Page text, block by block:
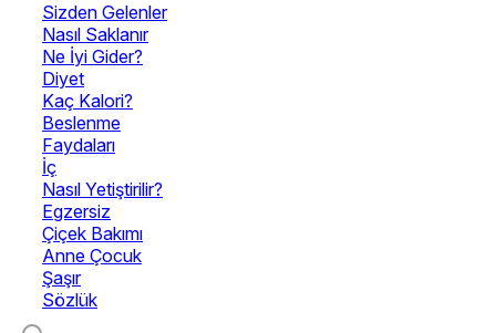
Sizden Gelenler
Nasıl Saklanır
Ne İyi Gider?
Diyet
Kaç Kalori?
Beslenme
Faydaları
İç
Nasıl Yetiştirilir?
Egzersiz
Çiçek Bakımı
Anne Çocuk
Şaşır
Sözlük